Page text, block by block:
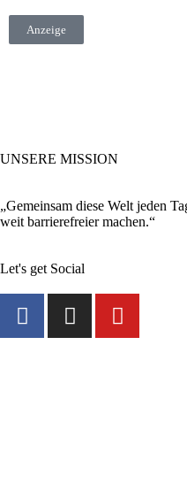
Anzeige
UNSERE MISSION
„Gemeinsam diese Welt jeden
weit barrierefreier machen.“
Let's get Social